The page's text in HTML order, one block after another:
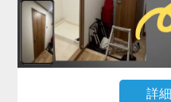
えで、洗濯パンと各障
がら、数ミリ単位で位
を完了しました。施工
大変ご満足いただけま
詳